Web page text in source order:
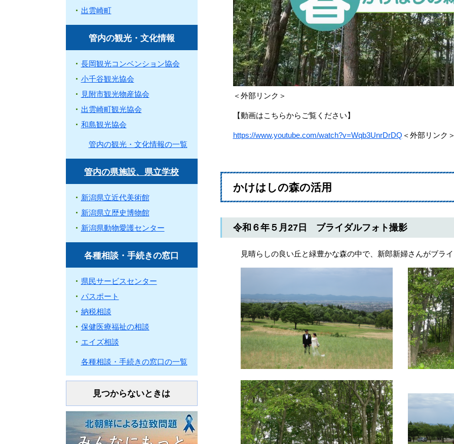
＜外部リンク＞
【動画はこちらからご覧ください】
https://www.youtube.com/watch?v=Wqb3UnrDrDQ ＜外部リンク
かけはしの森の活用
令和６年５月27日 ブライダルフォト撮影
見晴らしの良い丘と緑豊かな森の中で、新郎新婦さんがブラ
出雲崎町
管内の観光・文化情報
長岡観光コンベンション協会
小千谷観光協会
見附市観光物産協会
出雲崎町観光協会
和島観光協会
管内の観光・文化情報の一覧
管内の県施設、県立学校
新潟県立近代美術館
新潟県立歴史博物館
新潟県動物愛護センター
各種相談・手続きの窓口
県民サービスセンター
パスポート
納税相談
保健医療福祉の相談
エイズ相談
各種相談・手続きの窓口の一覧
見つからないときは